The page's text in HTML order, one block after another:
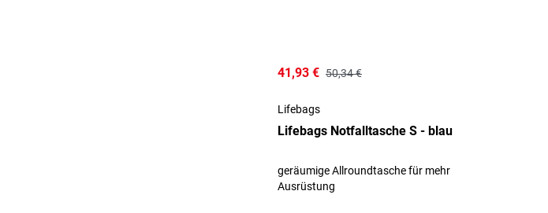
41,93 € 50,34 €
Lifebags
Lifebags Notfalltasche S - blau
geräumige Allroundtasche für mehr
Ausrüstung